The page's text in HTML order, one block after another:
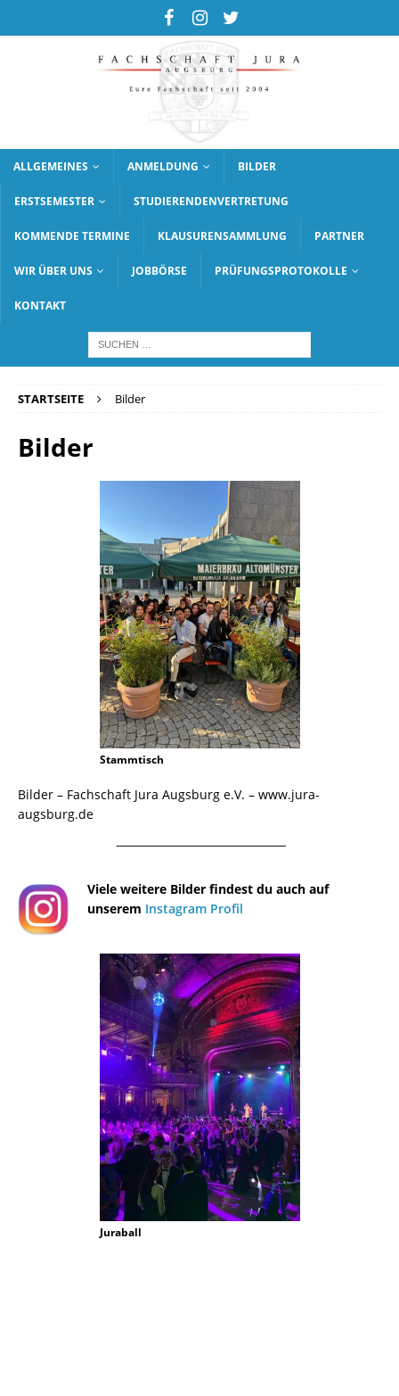
ALLGEMEINES ANMELDUNG BILDER
ERSTSEMESTER STUDIERENDENVERTRETUNG
KOMMENDE TERMINE KLAUSURENSAMMLUNG PARTNER
WIR ÜBER UNS JOBBÖRSE PRÜFUNGSPROTOKOLLE
KONTAKT
STARTSEITE Bilder
Bilder
Stammtisch
Bilder – Fachschaft Jura Augsburg e.V. – www.jura-
augsburg.de
¯¯¯¯¯¯¯¯¯¯¯¯¯¯¯¯¯¯¯¯¯¯¯¯¯¯¯¯¯¯¯¯¯¯¯¯¯¯
Viele weitere Bilder findest du auch auf
unserem Instagram Profil
Juraball